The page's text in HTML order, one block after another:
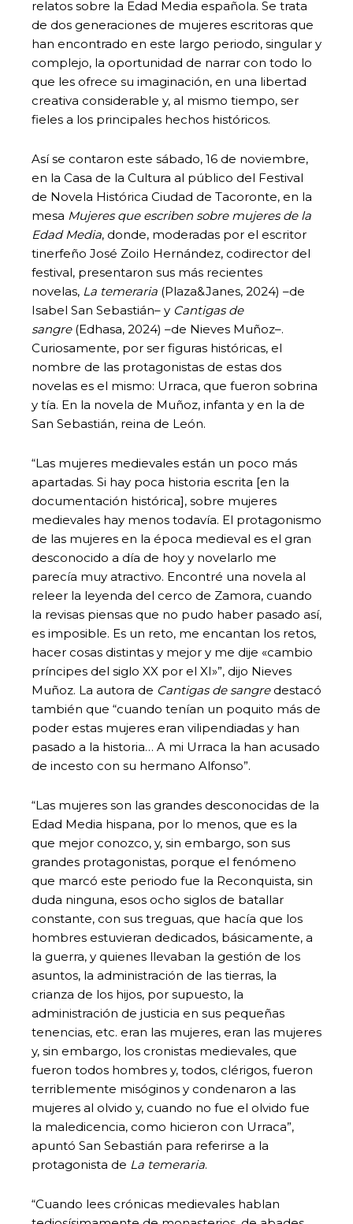
relatos sobre la Edad Media española. Se trata
de dos generaciones de mujeres escritoras que
han encontrado en este largo periodo, singular y
complejo, la oportunidad de narrar con todo lo
que les ofrece su imaginación, en una libertad
creativa considerable y, al mismo tiempo, ser
fieles a los principales hechos históricos.
Así se contaron este sábado, 16 de noviembre,
en la Casa de la Cultura al público del Festival
de Novela Histórica Ciudad de Tacoronte, en la
mesa Mujeres que escriben sobre mujeres de la
Edad Media, donde, moderadas por el escritor
tinerfeño José Zoilo Hernández, codirector del
festival, presentaron sus más recientes
novelas, La temeraria (Plaza&Janes, 2024) –de
Isabel San Sebastián– y Cantigas de
sangre(Edhasa, 2024) –de Nieves Muñoz–.
Curiosamente, por ser figuras históricas, el
nombre de las protagonistas de estas dos
novelas es el mismo: Urraca, que fueron sobrina
y tía. En la novela de Muñoz, infanta y en la de
San Sebastián, reina de León.
“Las mujeres medievales están un poco más
apartadas. Si hay poca historia escrita [en la
documentación histórica], sobre mujeres
medievales hay menos todavía. El protagonismo
de las mujeres en la época medieval es el gran
desconocido a día de hoy y novelarlo me
parecía muy atractivo. Encontré una novela al
releer la leyenda del cerco de Zamora, cuando
la revisas piensas que no pudo haber pasado así,
es imposible. Es un reto, me encantan los retos,
hacer cosas distintas y mejor y me dije «cambio
príncipes del siglo XX por el XI»”, dijo Nieves
Muñoz. La autora de Cantigas de sangredestacó
también que “cuando tenían un poquito más de
poder estas mujeres eran vilipendiadas y han
pasado a la historia… A mi Urraca la han acusado
de incesto con su hermano Alfonso”.
“Las mujeres son las grandes desconocidas de la
Edad Media hispana, por lo menos, que es la
que mejor conozco, y, sin embargo, son sus
grandes protagonistas, porque el fenómeno
que marcó este periodo fue la Reconquista, sin
duda ninguna, esos ocho siglos de batallar
constante, con sus treguas, que hacía que los
hombres estuvieran dedicados, básicamente, a
la guerra, y quienes llevaban la gestión de los
asuntos, la administración de las tierras, la
crianza de los hijos, por supuesto, la
administración de justicia en sus pequeñas
tenencias, etc. eran las mujeres, eran las mujeres
y, sin embargo, los cronistas medievales, que
fueron todos hombres y, todos, clérigos, fueron
terriblemente misóginos y condenaron a las
mujeres al olvido y, cuando no fue el olvido fue
la maledicencia, como hicieron con Urraca”,
apuntó San Sebastián para referirse a la
protagonista de La temeraria.
“Cuando lees crónicas medievales hablan